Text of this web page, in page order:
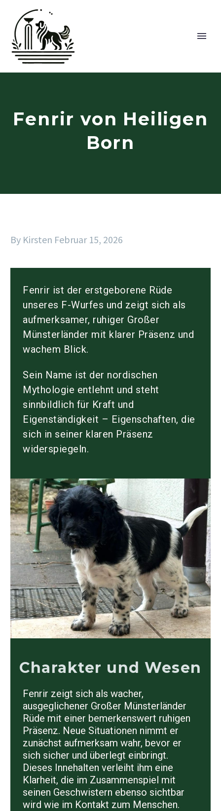
Fenrir von Heiligen
Born
By Kirsten Februar 15, 2026
Fenrir ist der erstgeborene Rüde
unseres F-Wurfes und zeigt sich als
aufmerksamer, ruhiger Großer
Münsterländer mit klarer Präsenz und
wachem Blick.
Sein Name ist der nordischen
Mythologie entlehnt und steht
sinnbildlich für Kraft und
Eigenständigkeit – Eigenschaften, die
sich in seiner klaren Präsenz
widerspiegeln.
Charakter und Wesen
Fenrir zeigt sich als wacher,
ausgeglichener Großer Münsterländer
Rüde mit einer bemerkenswert ruhigen
Präsenz. Neue Situationen nimmt er
zunächst aufmerksam wahr, bevor er
sich sicher und überlegt einbringt.
Dieses Innehalten verleiht ihm eine
Klarheit, die im Zusammenspiel mit
seinen Geschwistern ebenso sichtbar
wird wie im Kontakt zum Menschen.